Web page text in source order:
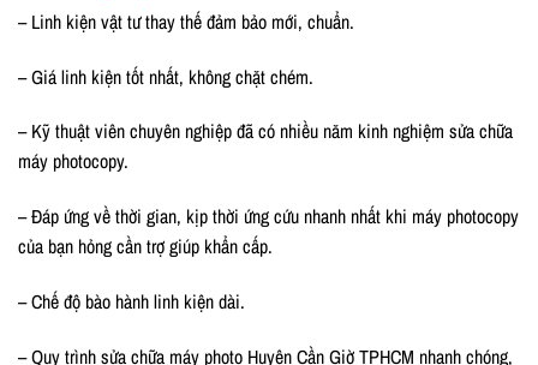
– Linh kiện vật tư thay thế đảm bảo mới, chuẩn.
– Giá linh kiện tốt nhất, không chặt chém.
– Kỹ thuật viên chuyên nghiệp đã có nhiều năm kinh nghiệm sửa chữa
máy photocopy.
– Đáp ứng về thời gian, kịp thời ứng cứu nhanh nhất khi máy photocopy
của bạn hỏng cần trợ giúp khẩn cấp.
– Chế độ bào hành linh kiện dài.
– Quy trình sửa chữa máy photo Huyện Cần Giờ TPHCM nhanh chóng,